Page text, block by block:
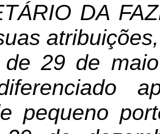
DA
de 29 de
pequeno